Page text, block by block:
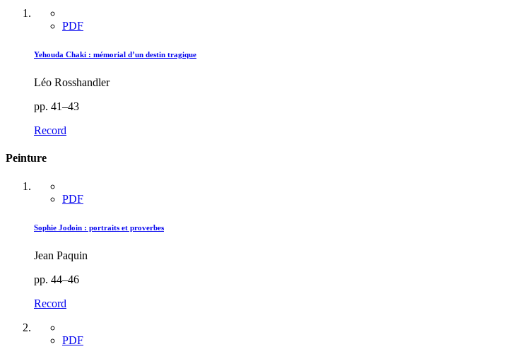
PDF
Yehouda Chaki : mémorial d’un destin tragique
Léo Rosshandler
pp. 41–43
Record
Peinture
PDF
Sophie Jodoin : portraits et proverbes
Jean Paquin
pp. 44–46
Record
PDF